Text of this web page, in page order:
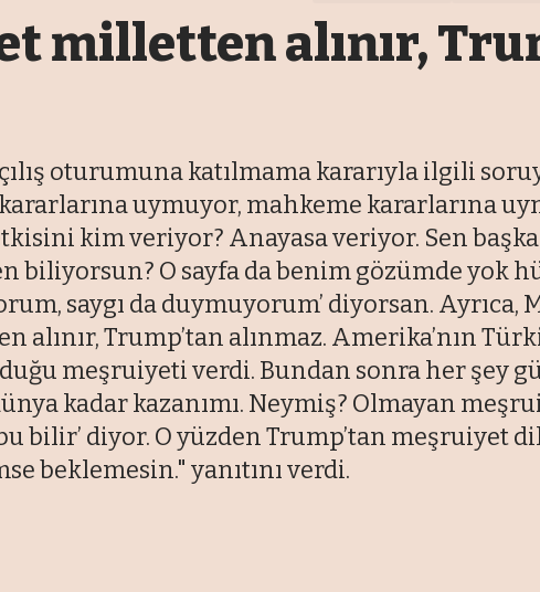
milletten alınır,
oturumuna katılmama kararıyla ilgili
uymuyor, mahkeme kararlarına
kim veriyor? Anayasa veriyor. Sen başka
biliyorsun? O sayfa da benim gözümde yok
saygı da duymuyorum’ diyorsan. Ayrıca,
Trump’tan alınmaz. Amerika’nın
meşruiyeti verdi. Bundan sonra her şey
kadar kazanımı. Neymiş? Olmayan
bilir’ diyor. O yüzden Trump’tan meşruiyet
beklemesin." yanıtını verdi.